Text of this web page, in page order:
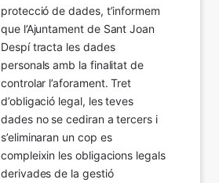
protecció de dades, t’informem
que l’Ajuntament de Sant Joan
Despí tracta les dades
personals amb la finalitat de
controlar l’aforament. Tret
d’obligació legal, les teves
dades no se cediran a tercers i
s’eliminaran un cop es
compleixin les obligacions legals
derivades de la gestió